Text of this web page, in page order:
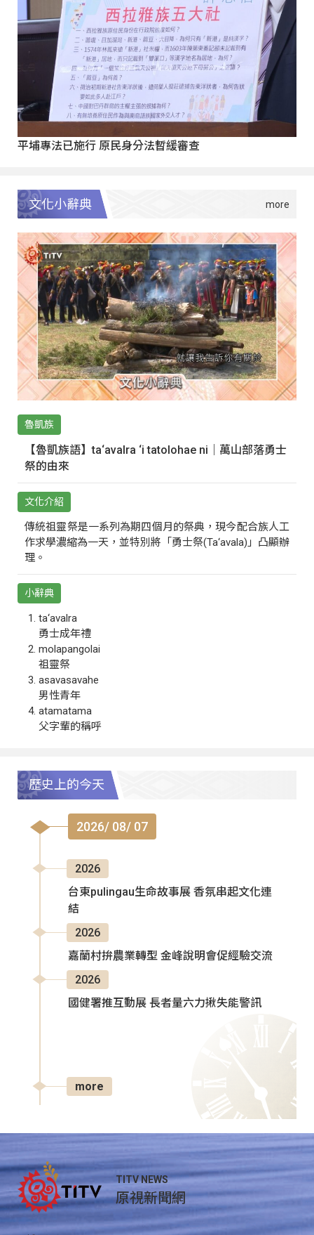
平埔專法已施行 原民身分法暫緩審查
文化小辭典
魯凱族
【魯凱族語】ta‘avalra ‘i tatolohae ni｜萬山部落勇士
祭的由來
文化介紹
傳統祖靈祭是一系列為期四個月的祭典，現今配合族人工
作求學濃縮為一天，並特別將「勇士祭(Ta‘avala)」凸顯辦
理。
小辭典
ta‘avalra
勇士成年禮
molapangolai
祖靈祭
asavasavahe
男性青年
atamatama
父字輩的稱呼
歷史上的今天
2026/ 08/ 07
2026
台東pulingau生命故事展 香氛串起文化連
結
2026
嘉蘭村拚農業轉型 金峰說明會促經驗交流
2026
國健署推互動展 長者量六力揪失能警訊
more
TITV NEWS
原視新聞網